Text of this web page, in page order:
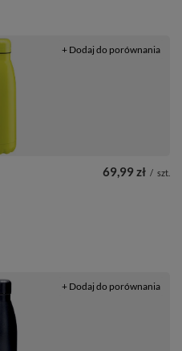
69,99 zł / szt.
+ Dodaj do porównania
+ Dodaj do porównania